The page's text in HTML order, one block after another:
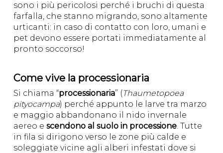
sono i più pericolosi perché i bruchi di questa
farfalla, che stanno migrando, sono altamente
urticanti: in caso di contatto con loro, umani e
pet devono essere portati immediatamente al
pronto soccorso!
Come vive la processionaria
Si chiama “processionaria” (Thaumetopoea
pityocampa) perché appunto le larve tra marzo
e maggio abbandonano il nido invernale
aereo e scendono al suolo in processione. Tutte
in fila si dirigono verso le zone più calde e
soleggiate vicine agli alberi infestati dove si